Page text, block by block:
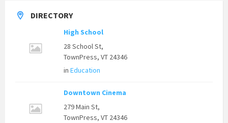
DIRECTORY
High School
28 School St,
TownPress, VT 24346
in Education
Downtown Cinema
279 Main St,
TownPress, VT 24346